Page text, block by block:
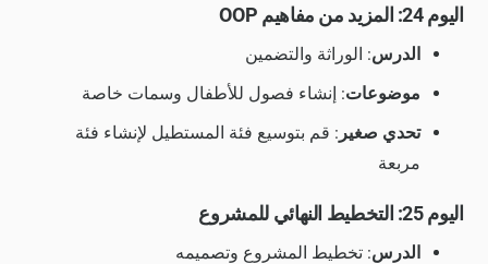
اليوم 24: المزيد من مفاهيم OOP
الدرس: الوراثة والتضمين
موضوعات: إنشاء فصول للأطفال وسمات خاصة
تحدي صغير : قم بتوسيع فئة المستطيل لإنشاء فئة
مربعة
اليوم 25: التخطيط النهائي للمشروع
الدرس: تخطيط المشروع وتصميمه